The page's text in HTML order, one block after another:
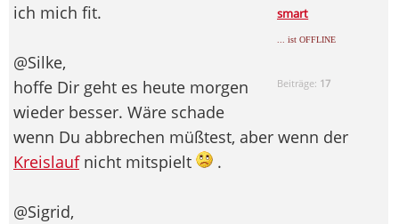
smart
... ist OFFLINE
Beiträge: 17
ich mich fit.
@Silke,
hoffe Dir geht es heute morgen
wieder besser. Wäre schade
wenn Du abbrechen müßtest, aber wenn der
Kreislaufnicht mitspielt .
@Sigrid,